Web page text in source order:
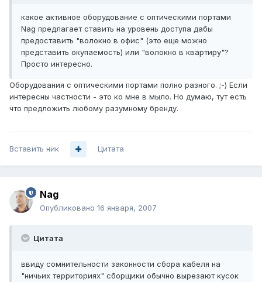
какое активное оборудование с оптическими портами
Nag предлагает ставить на уровень доступа дабы
предоставить "волокно в офис" (это еще можно
представить окупаемость) или "волокно в квартиру"?
Просто интересно.
Оборудования с оптическими портами полно разного. ;-) Если
интересны частности - это ко мне в мыло. Но думаю, тут есть
что предложить любому разумному бренду.
Вставить ник Цитата
Nag
Опубликовано 16 января, 2007
Цитата
ввиду сомнительности законности сбора кабеля на
"ничьих территориях" сборщики обычно вырезают кусок